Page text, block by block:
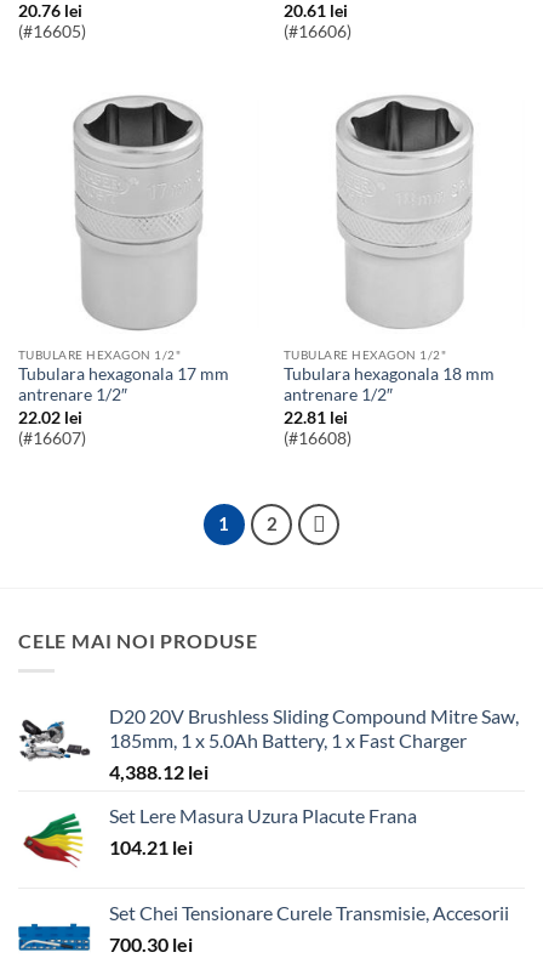
20.76 lei
(#16605)
20.61 lei
(#16606)
TUBULARE HEXAGON 1/2"
Tubulara hexagonala 17 mm
antrenare 1/2″
22.02 lei
(#16607)
TUBULARE HEXAGON 1/2"
Tubulara hexagonala 18 mm
antrenare 1/2″
22.81 lei
(#16608)
1 2
CELE MAI NOI PRODUSE
D20 20V Brushless Sliding Compound Mitre Saw,
185mm, 1 x 5.0Ah Battery, 1 x Fast Charger
4,388.12 lei
Set Lere Masura Uzura Placute Frana
104.21 lei
Set Chei Tensionare Curele Transmisie, Accesorii
700.30 lei